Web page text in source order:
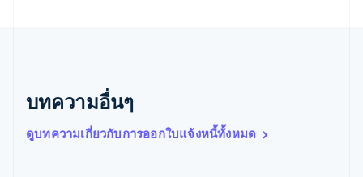
บทความอื่นๆ
ดูบทความเกี่ยวกับการออกใบแจ้งหนี้ทั้งหมด
Français
โปรตุเกส
โปแลนด์